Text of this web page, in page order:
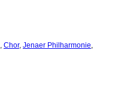
, Chor, Jenaer Philharmonie,